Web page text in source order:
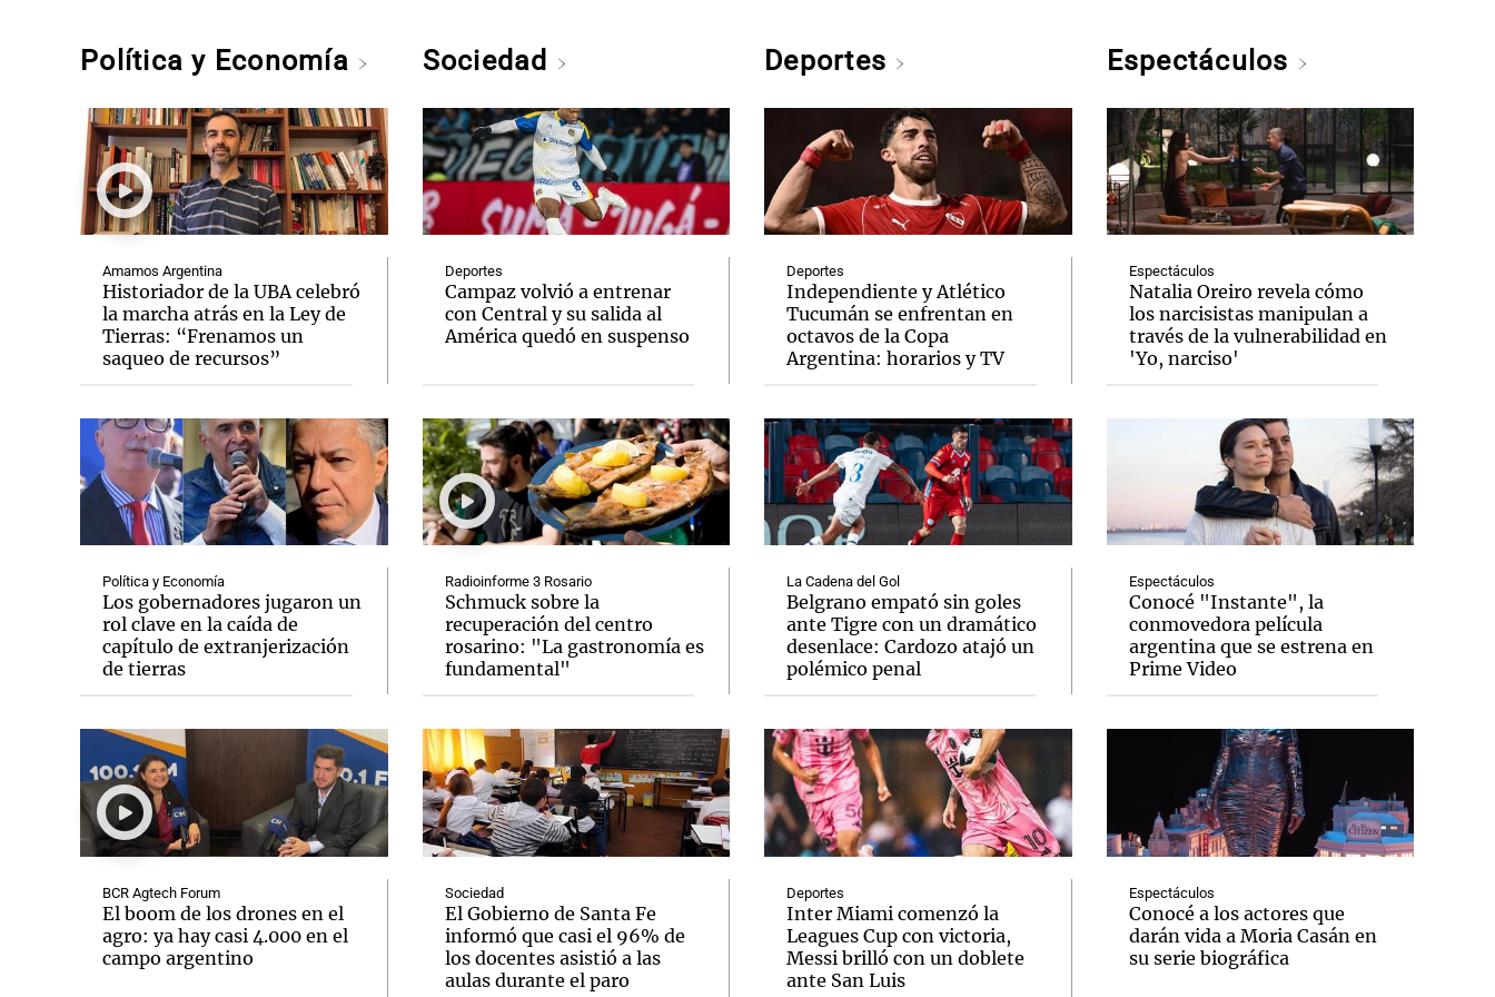
Política y Economía
Amamos Argentina
Historiador de la UBA celebró
la marcha atrás en la Ley de
Tierras: “Frenamos un
saqueo de recursos”
Política y Economía
Los gobernadores jugaron un
rol clave en la caída de
capítulo de extranjerización
de tierras
BCR Agtech Forum
El boom de los drones en el
agro: ya hay casi 4.000 en el
campo argentino
Sociedad
Deportes
Campaz volvió a entrenar
con Central y su salida al
América quedó en suspenso
Radioinforme 3 Rosario
Schmuck sobre la
recuperación del centro
rosarino: "La gastronomía es
fundamental"
Sociedad
El Gobierno de Santa Fe
informó que casi el 96% de
los docentes asistió a las
aulas durante el paro
Deportes
Deportes
Independiente y Atlético
Tucumán se enfrentan en
octavos de la Copa
Argentina: horarios y TV
La Cadena del Gol
Belgrano empató sin goles
ante Tigre con un dramático
desenlace: Cardozo atajó un
polémico penal
Deportes
Inter Miami comenzó la
Leagues Cup con victoria,
Messi brilló con un doblete
ante San Luis
Espectáculos
Espectáculos
Natalia Oreiro revela cómo
los narcisistas manipulan a
través de la vulnerabilidad en
'Yo, narciso'
Espectáculos
Conocé "Instante", la
conmovedora película
argentina que se estrena en
Prime Video
Espectáculos
Conocé a los actores que
darán vida a Moria Casán en
su serie biográfica
Notas Notas
El huracán de Arequito
Notas
Cadena 3 en Groenlandia
Notas